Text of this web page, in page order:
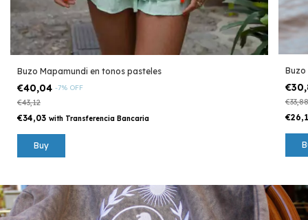
Buzo Mapamundi en tonos pasteles
€40,04 -7% OFF
€43,12
€34,03 with Transferencia Bancaria
Buy
€33,88